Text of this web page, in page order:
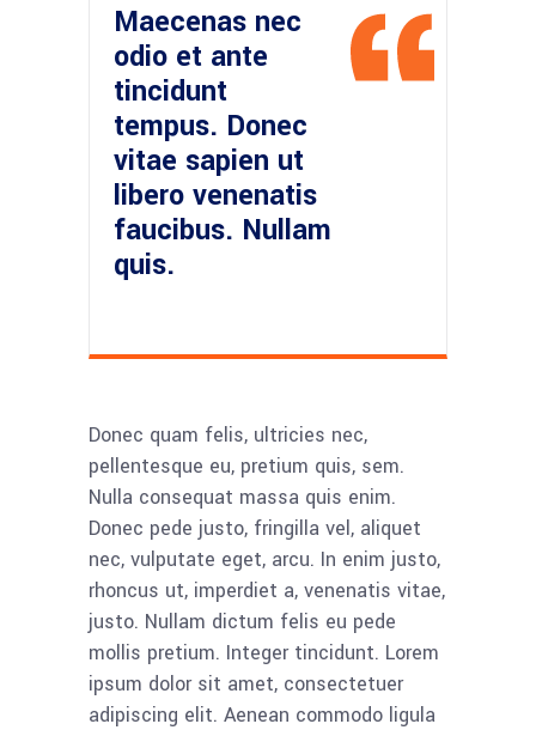
Maecenas nec
odio et ante
tincidunt
tempus. Donec
vitae sapien ut
libero venenatis
faucibus. Nullam
quis.
Donec quam felis, ultricies nec,
pellentesque eu, pretium quis, sem.
Nulla consequat massa quis enim.
Donec pede justo, fringilla vel, aliquet
nec, vulputate eget, arcu. In enim justo,
rhoncus ut, imperdiet a, venenatis vitae,
justo. Nullam dictum felis eu pede
mollis pretium. Integer tincidunt. Lorem
ipsum dolor sit amet, consectetuer
adipiscing elit. Aenean commodo ligula